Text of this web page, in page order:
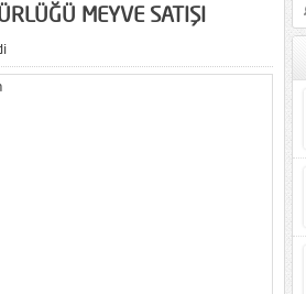
MEYVE SATIŞI